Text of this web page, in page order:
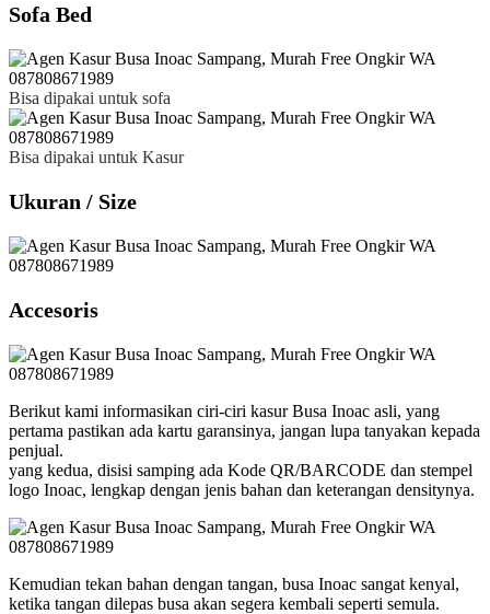
Sofa Bed
Bisa dipakai untuk sofa
Bisa dipakai untuk Kasur
Ukuran / Size
Accesoris
Berikut kami informasikan ciri-ciri kasur Busa Inoac asli, yang
pertama pastikan ada kartu garansinya, jangan lupa tanyakan kepada
penjual.
yang kedua, disisi samping ada Kode QR/BARCODE dan stempel
logo Inoac, lengkap dengan jenis bahan dan keterangan densitynya.
Kemudian tekan bahan dengan tangan, busa Inoac sangat kenyal,
ketika tangan dilepas busa akan segera kembali seperti semula.